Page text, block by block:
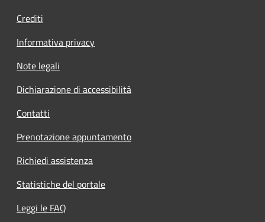
Crediti
Informativa privacy
Note legali
Dichiarazione di accessibilità
Contatti
Prenotazione appuntamento
Richiedi assistenza
Statistiche del portale
Leggi le FAQ